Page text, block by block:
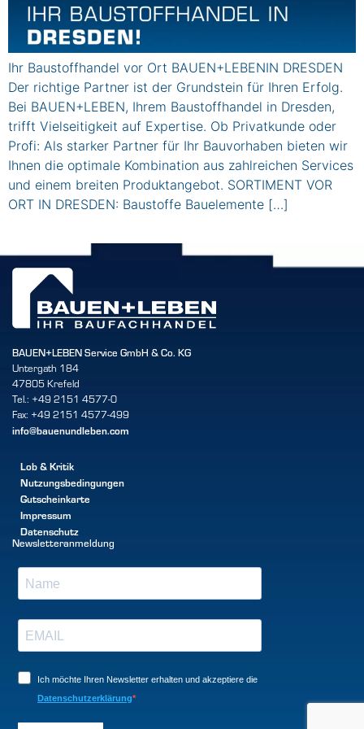
Ihr Baustoffhandel vor Ort BAUEN+LEBENIN DRESDEN
Der richtige Partner ist der Grundstein für Ihren Erfolg.
Bei BAUEN+LEBEN, Ihrem Baustoffhandel in Dresden,
trifft Vielseitigkeit auf Expertise. Ob Privatkunde oder
Profi: Als starker Partner für Ihr Bauvorhaben bieten wir
Ihnen die optimale Kombination aus zahlreichen Services
und einem breiten Produktangebot. SORTIMENT VOR
ORT IN DRESDEN: Baustoffe Bauelemente […]
BAUEN+LEBEN Service GmbH & Co. KG
Untergath 184
47805 Krefeld
Tel.: +49 2151 4577-0
Fax: +49 2151 4577-499
info@bauenundleben.com
Lob & Kritik
Nutzungsbedingungen
Gutscheinkarte
Impressum
Datenschutz
Newsletteranmeldung
Ich möchte Ihren Newsletter erhalten und akzeptiere die
Datenschutzerklärung